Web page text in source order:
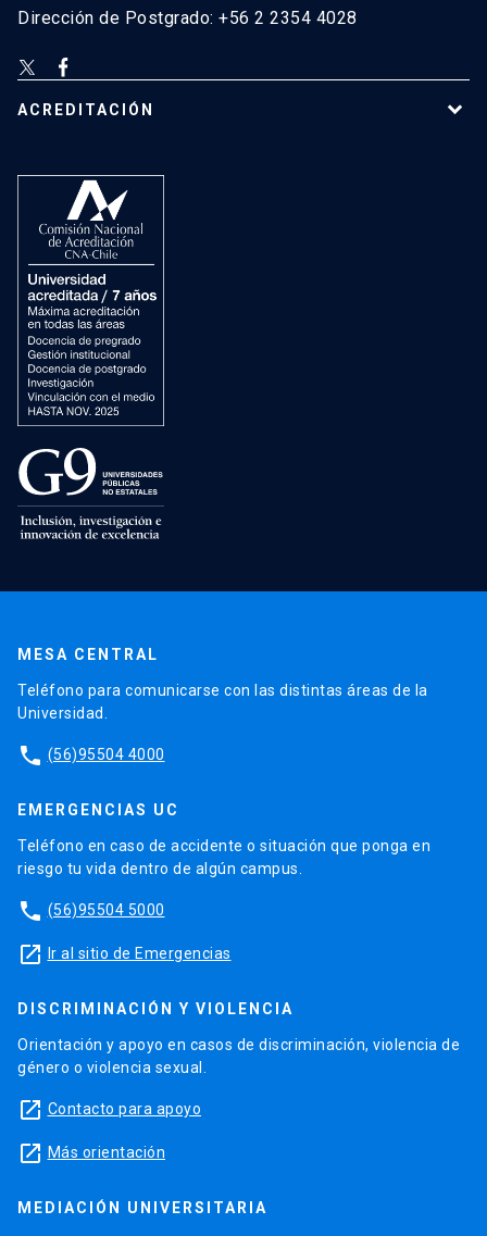
Dirección de Postgrado: +56 2 2354 4028
ACREDITACIÓN
MESA CENTRAL
Teléfono para comunicarse con las distintas áreas de la
Universidad.
phone (56)95504 4000
EMERGENCIAS UC
Teléfono en caso de accidente o situación que ponga en
riesgo tu vida dentro de algún campus.
phone (56)95504 5000
launch Ir al sitio de Emergencias
DISCRIMINACIÓN Y VIOLENCIA
Orientación y apoyo en casos de discriminación, violencia de
género o violencia sexual.
launch Contacto para apoyo
launch Más orientación
MEDIACIÓN UNIVERSITARIA